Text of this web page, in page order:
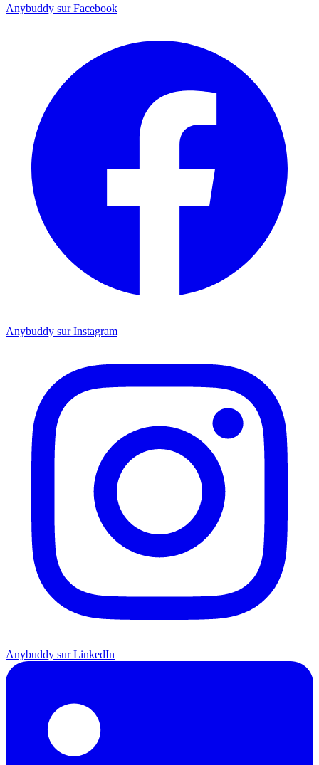
Anybuddy sur Facebook
Anybuddy sur Instagram
Anybuddy sur LinkedIn